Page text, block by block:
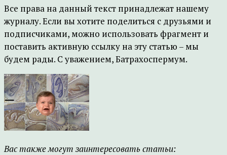
Все права на данный текст принадлежат нашему
журналу. Если вы хотите поделиться с друзьями и
подписчиками, можно использовать фрагмент и
поставить активную ссылку на эту статью – мы
будем рады. С уважением, Батрахоспермум.
Вас также могут заинтересовать статьи: